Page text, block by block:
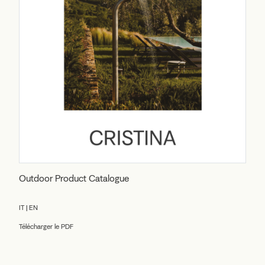
Outdoor Product Catalogue
IT | EN
Télécharger le PDF